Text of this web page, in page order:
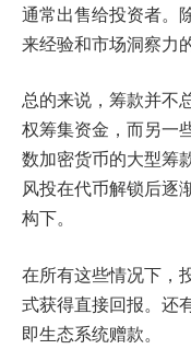
通常出售给投资者。
来经验和市场洞察力
总的来说，筹款并不
权筹集资金，而另一
数加密货币的大型筹
风投在代币解锁后逐
构下。
在所有这些情况下，
式获得直接回报。还
即生态系统赠款。